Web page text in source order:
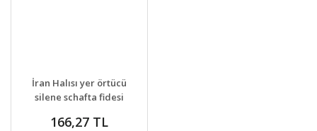
DETAYLAR
VER
İran Halısı yer örtücü
silene schafta fidesi
166,27 TL